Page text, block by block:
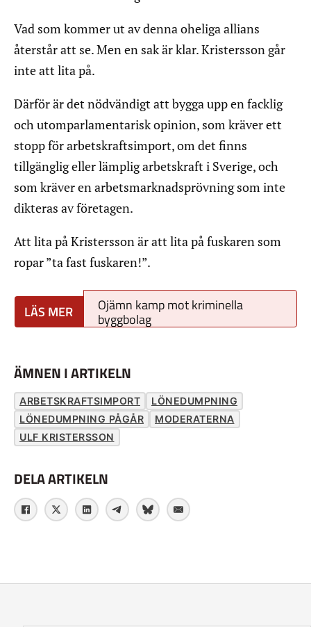
Vad som kommer ut av denna oheliga allians
återstår att se. Men en sak är klar. Kristersson går
inte att lita på.
Därför är det nödvändigt att bygga upp en facklig
och utomparlamentarisk opinion, som kräver ett
stopp för arbetskraftsimport, om det finns
tillgänglig eller lämplig arbetskraft i Sverige, och
som kräver en arbetsmarknadsprövning som inte
dikteras av företagen.
Att lita på Kristersson är att lita på fuskaren som
ropar ”ta fast fuskaren!”.
Ojämn kamp mot kriminella
byggbolag
ÄMNEN I ARTIKELN
ARBETSKRAFTSIMPORT
LÖNEDUMPNING
LÖNEDUMPNING PÅGÅR
MODERATERNA
ULF KRISTERSSON
DELA ARTIKELN